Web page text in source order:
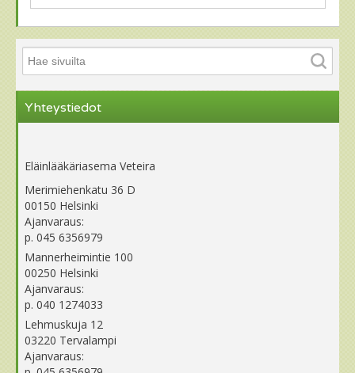
Yhteystiedot
Eläinlääkäriasema Veteira
Merimiehenkatu 36 D
00150 Helsinki
Ajanvaraus:
p. 045 6356979
Mannerheimintie 100
00250 Helsinki
Ajanvaraus:
p. 040 1274033
Lehmuskuja 12
03220 Tervalampi
Ajanvaraus: